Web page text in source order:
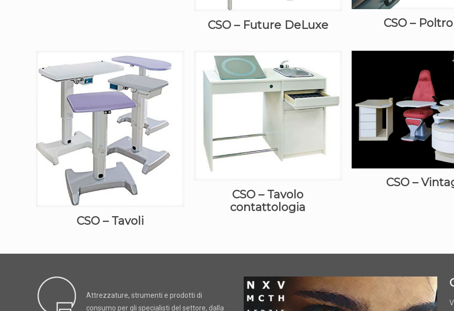
CSO – Future DeLuxe CSO –
CSO – Tavoli
CSO – Tavolo
contattologia
CSO –
Attrezzature, strumenti e prodotti di
consumo per gli specialisti del settore, dalla